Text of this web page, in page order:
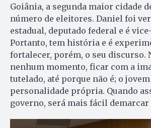
Goiânia, a segunda maior cidade
número de eleitores. Daniel foi
estadual, deputado federal e é
Portanto, tem história e é
fortalecer, porém, o seu discurso.
nenhum momento, ficar com a
tutelado, até porque não é; o
personalidade própria. Quando
governo, será mais fácil demarcar